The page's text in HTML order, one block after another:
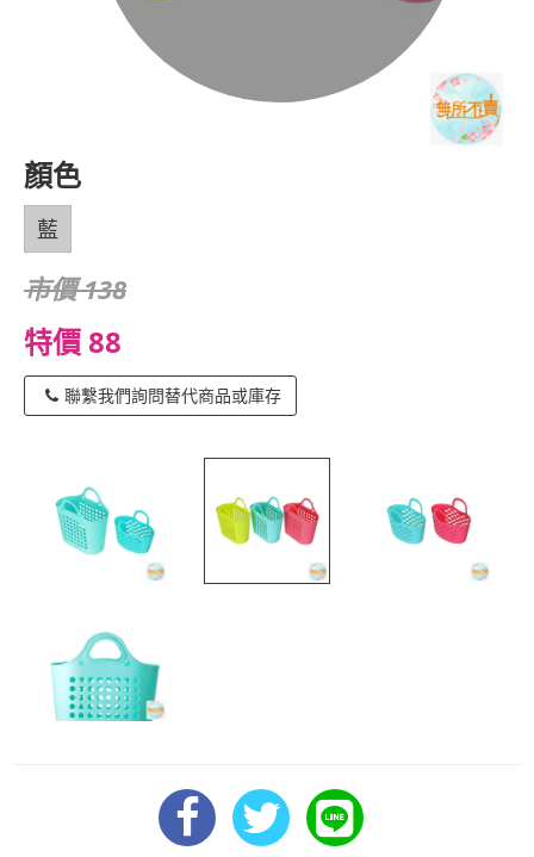
顏色
藍
市價 138
特價 88
聯繫我們詢問替代商品或庫存